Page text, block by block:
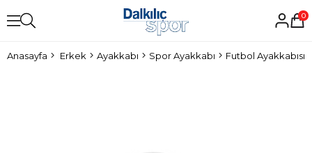
0
Anasayfa Erkek Ayakkabı Spor Ayakkabı Futbol Ayakkabısı